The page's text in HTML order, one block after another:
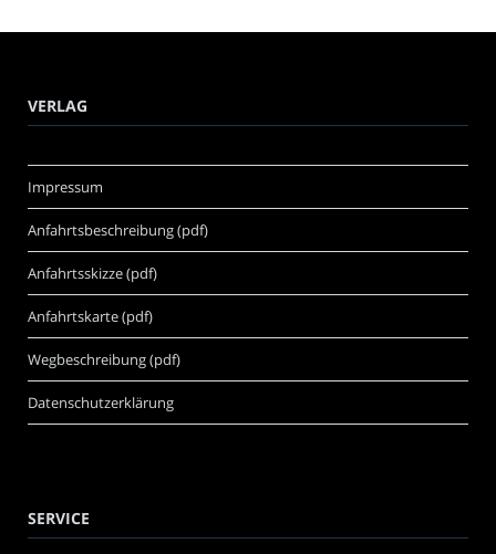
VERLAG
Impressum
Anfahrtsbeschreibung (pdf)
Anfahrtsskizze (pdf)
Anfahrtskarte (pdf)
Wegbeschreibung (pdf)
Datenschutzerklärung
SERVICE